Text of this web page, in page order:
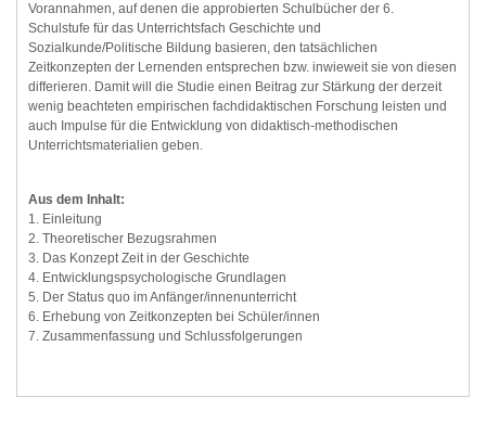
Vorannahmen, auf denen die approbierten Schulbücher der 6.
Schulstufe für das Unterrichtsfach Geschichte und
Sozialkunde/Politische Bildung basieren, den tatsächlichen
Zeitkonzepten der Lernenden entsprechen bzw. inwieweit sie von diesen
differieren. Damit will die Studie einen Beitrag zur Stärkung der derzeit
wenig beachteten empirischen fachdidaktischen Forschung leisten und
auch Impulse für die Entwicklung von didaktisch-methodischen
Unterrichtsmaterialien geben.
Aus dem Inhalt:
1. Einleitung
2. Theoretischer Bezugsrahmen
3. Das Konzept Zeit in der Geschichte
4. Entwicklungspsychologische Grundlagen
5. Der Status quo im Anfänger/innenunterricht
6. Erhebung von Zeitkonzepten bei Schüler/innen
7. Zusammenfassung und Schlussfolgerungen